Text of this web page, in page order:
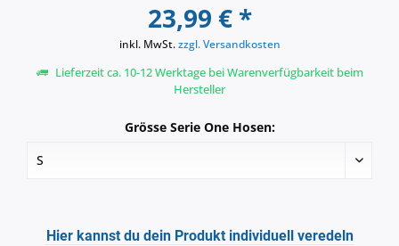
23,99 € *
inkl. MwSt.zzgl. Versandkosten
Lieferzeit ca. 10-12 Werktage bei Warenverfügbarkeit beim
Hersteller
Grösse Serie One Hosen:
Hier kannst du dein Produkt individuell veredeln